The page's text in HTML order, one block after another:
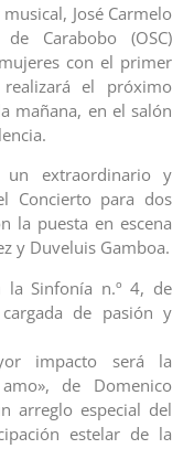
José Carmelo
Carabobo (OSC)
con el primer
el próximo
mañana, en el salón
un extraordinario y
Concierto para dos
la puesta en escena
y Duveluis Gamboa.
la Sinfonía n.º 4, de
de pasión y
impacto será la
de Domenico
arreglo especial del
estelar de la